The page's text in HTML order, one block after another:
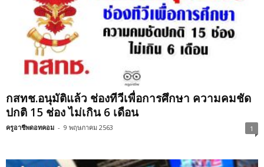
กสทช.อนุมัติแล้ว ช่องทีวีเพื่อการศึกษา ความคมชัด
ปกติ 15 ช่อง ไม่เกิน 6 เดือน
ครูอาชีพดอทคอม - 9 พฤษภาคม 2563 1